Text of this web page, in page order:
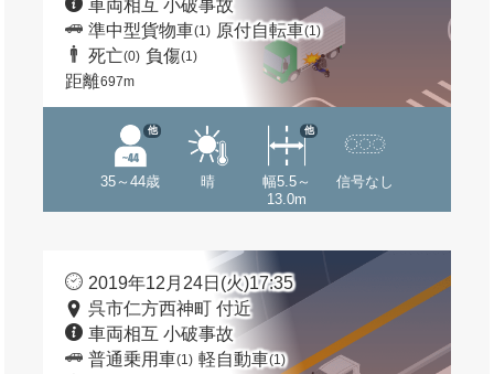
車両相互 小破事故
準中型貨物車(1) 原付自転車(1)
死亡(0) 負傷(1)
距離697m
35～44歳
他
晴
幅5.5～
13.0m
他
信号なし
2019年12月24日(火)17:35
呉市仁方西神町 付近
車両相互 小破事故
普通乗用車(1) 軽自動車(1)